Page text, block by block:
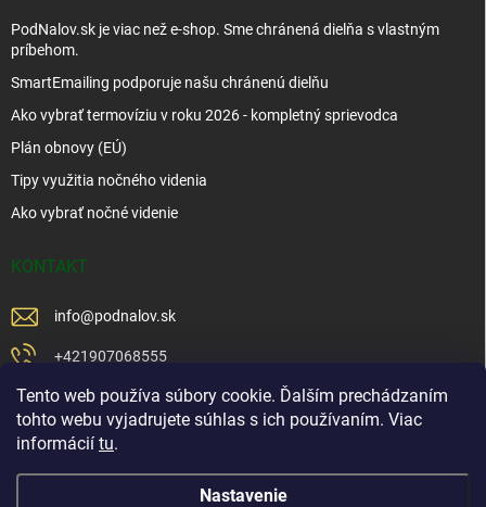
Tento web používa súbory cookie. Ďalším prechádzaním
tohto webu vyjadrujete súhlas s ich používaním. Viac
informácií tu.
Nastavenie
PodNalov.sk je viac než e-shop. Sme chránená dielňa s vlastným
príbehom.
SmartEmailing podporuje našu chránenú dielňu
Ako vybrať termovíziu v roku 2026 - kompletný sprievodca
Plán obnovy (EÚ)
Tipy využitia nočného videnia
Ako vybrať nočné videnie
KONTAKT
info@podnalov.sk
+421907068555
+421902479599
https://www.facebook.com/www.podnalov.sk
podnalov